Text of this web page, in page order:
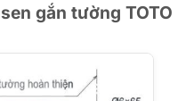
gắn tường TOTO